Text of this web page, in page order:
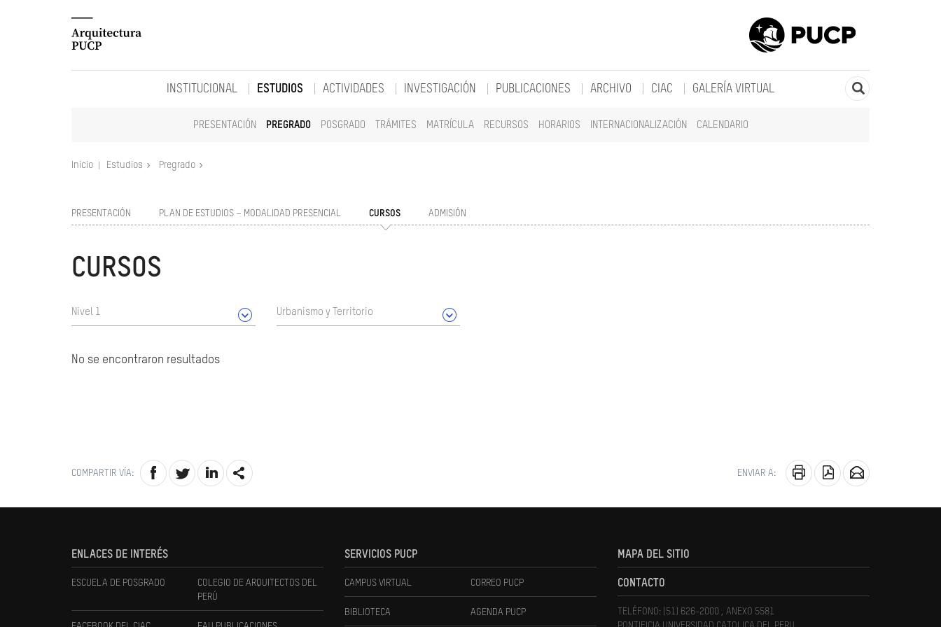
INSTITUCIONAL ESTUDIOS
PRESENTACIÓN PREGRADO POSGRADO TRÁMITES MATRÍCULA RECURSOS HORARIOS INTERNACIONALIZACIÓN CALENDARIO
ACTIVIDADES INVESTIGACIÓN PUBLICACIONES ARCHIVO CIAC GALERÍA VIRTUAL
Inicio Estudios Pregrado
PRESENTACIÓN PLAN DE ESTUDIOS – MODALIDAD PRESENCIAL CURSOS ADMISIÓN
CURSOS
Nivel 1 Urbanismo y Territorio
No se encontraron resultados
COMPARTIR VÍA: ENVIAR A:
ENLACES DE INTERÉS
ESCUELA DE POSGRADO
COLEGIO DE ARQUITECTOS DEL
PERÚ
SERVICIOS PUCP
CAMPUS VIRTUAL CORREO PUCP
BIBLIOTECA AGENDA PUCP
MAPA DEL SITIO
CONTACTO
TELÉFONO: (51) 626-2000 , ANEXO 5581